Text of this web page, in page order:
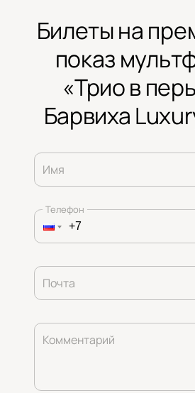
Билеты на
показ
«Трио в
Барвиха
Имя
Телефон
Почта
Комментарий